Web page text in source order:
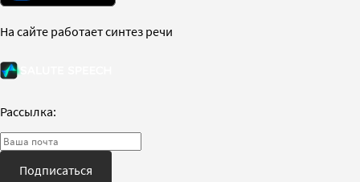
На сайте работает синтез речи
Рассылка:
Подписаться